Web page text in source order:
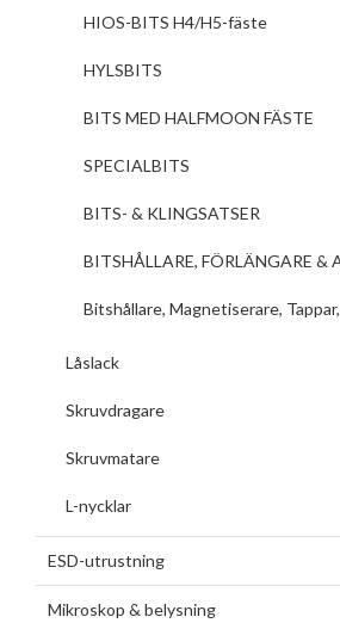
HIOS-BITS H4/H5-fäste
HYLSBITS
BITS MED HALFMOON FÄSTE
SPECIALBITS
BITS- & KLINGSATSER
BITSHÅLLARE, FÖRLÄNGARE &
Bitshållare, Magnetiserare,
Låslack
Skruvdragare
Skruvmatare
L-nycklar
ESD-utrustning
Mikroskop & belysning